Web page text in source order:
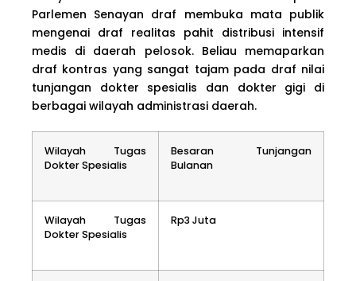
Parlemen Senayan draf membuka mata publik
mengenai draf realitas pahit distribusi intensif
medis di daerah pelosok. Beliau memaparkan
draf kontras yang sangat tajam pada draf nilai
tunjangan dokter spesialis dan dokter gigi di
berbagai wilayah administrasi daerah.
Wilayah Tugas
Dokter Spesialis
Besaran Tunjangan
Bulanan
Wilayah Tugas
Dokter Spesialis
Rp3 Juta